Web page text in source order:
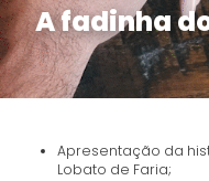
A fadinha
Apresentação da
Lobato de Faria;